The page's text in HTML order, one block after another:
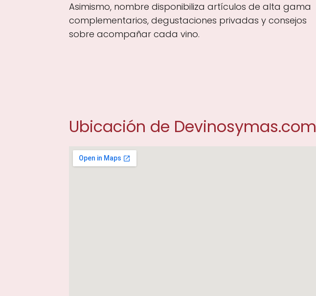
Asimismo, nombre disponibiliza artículos de alta gama
complementarios, degustaciones privadas y consejos
sobre acompañar cada vino.
Ubicación de Devinosymas.com